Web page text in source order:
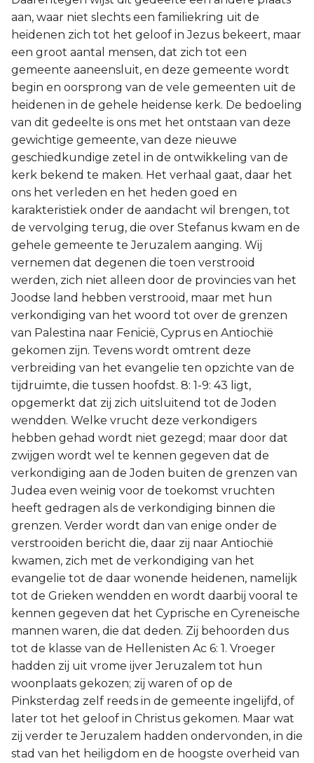
aan, waar niet slechts een familiekring uit de
heidenen zich tot het geloof in Jezus bekeert, maar
een groot aantal mensen, dat zich tot een
gemeente aaneensluit, en deze gemeente wordt
begin en oorsprong van de vele gemeenten uit de
heidenen in de gehele heidense kerk. De bedoeling
van dit gedeelte is ons met het ontstaan van deze
gewichtige gemeente, van deze nieuwe
geschiedkundige zetel in de ontwikkeling van de
kerk bekend te maken. Het verhaal gaat, daar het
ons het verleden en het heden goed en
karakteristiek onder de aandacht wil brengen, tot
de vervolging terug, die over Stefanus kwam en de
gehele gemeente te Jeruzalem aanging. Wij
vernemen dat degenen die toen verstrooid
werden, zich niet alleen door de provincies van het
Joodse land hebben verstrooid, maar met hun
verkondiging van het woord tot over de grenzen
van Palestina naar Fenicië, Cyprus en Antiochië
gekomen zijn. Tevens wordt omtrent deze
verbreiding van het evangelie ten opzichte van de
tijdruimte, die tussen hoofdst. 8: 1-9: 43 ligt,
opgemerkt dat zij zich uitsluitend tot de Joden
wendden. Welke vrucht deze verkondigers
hebben gehad wordt niet gezegd; maar door dat
zwijgen wordt wel te kennen gegeven dat de
verkondiging aan de Joden buiten de grenzen van
Judea even weinig voor de toekomst vruchten
heeft gedragen als de verkondiging binnen die
grenzen. Verder wordt dan van enige onder de
verstrooiden bericht die, daar zij naar Antiochië
kwamen, zich met de verkondiging van het
evangelie tot de daar wonende heidenen, namelijk
tot de Grieken wendden en wordt daarbij vooral te
kennen gegeven dat het Cyprische en Cyreneïsche
mannen waren, die dat deden. Zij behoorden dus
tot de klasse van de Hellenisten Ac 6: 1. Vroeger
hadden zij uit vrome ijver Jeruzalem tot hun
woonplaats gekozen; zij waren of op de
Pinksterdag zelf reeds in de gemeente ingelijfd, of
later tot het geloof in Christus gekomen. Maar wat
zij verder te Jeruzalem hadden ondervonden, in die
stad van het heiligdom en de hoogste overheid van